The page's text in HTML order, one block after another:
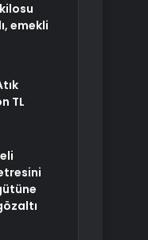
emekli
TL